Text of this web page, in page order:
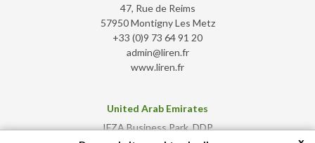
47, Rue de Reims
57950 Montigny Les Metz
+33 (0)9 73 64 91 20
admin@liren.fr
www.liren.fr
United Arab Emirates
IFZA Business Park, DDP